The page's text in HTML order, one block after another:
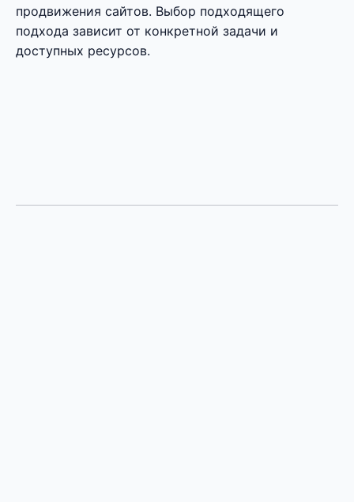
продвижения сайтов. Выбор подходящего
подхода зависит от конкретной задачи и
доступных ресурсов.